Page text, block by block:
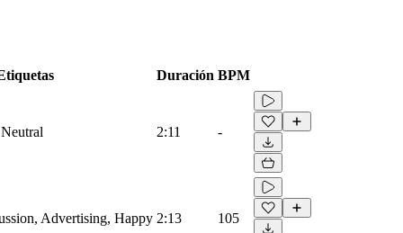
Duración BPM
2:11 -
Advertising, Happy 2:13 105